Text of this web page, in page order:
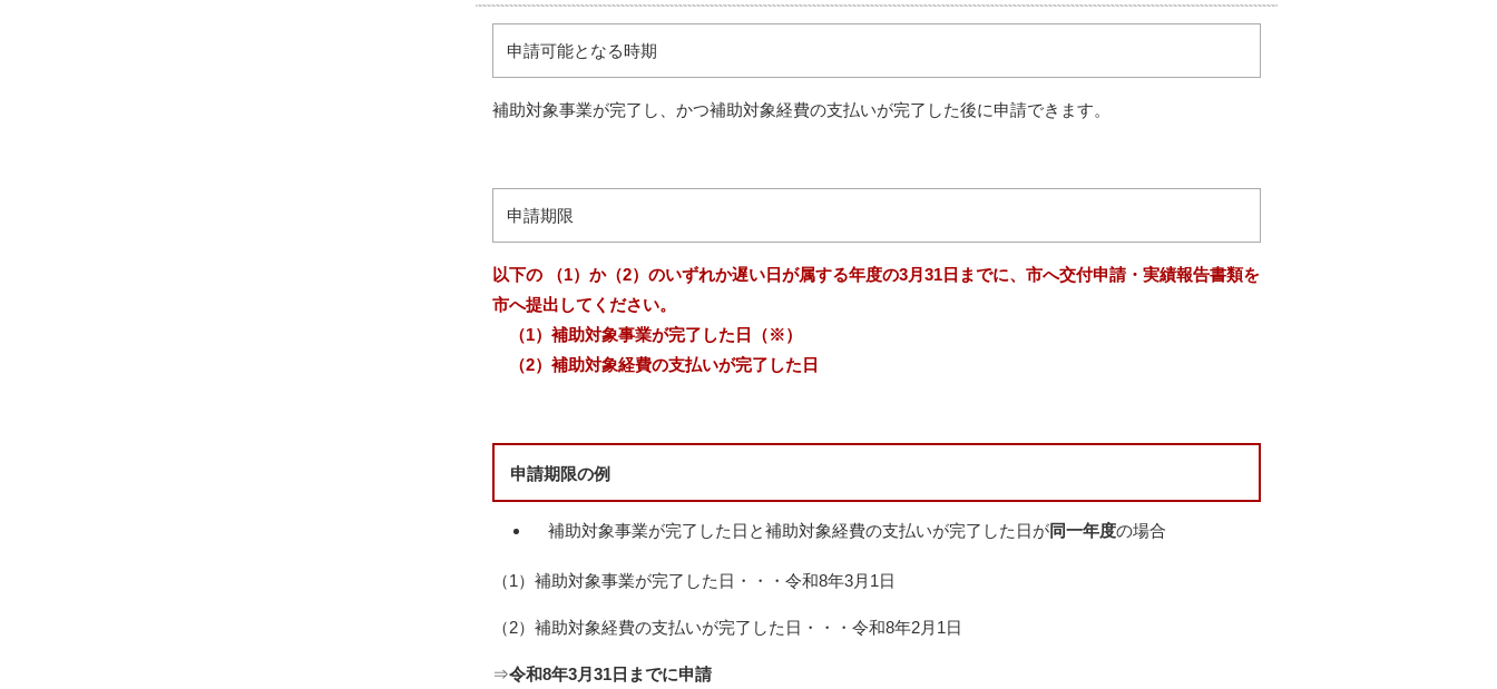
申請可能となる時期
補助対象事業が完了し、かつ補助対象経費の支払いが完了した後に申請できます。
申請期限
以下の （1）か（2）のいずれか遅い日が属する年度の3月31日までに、市へ交付申請・実績報告書類を
市へ提出してください。
（1）補助対象事業が完了した日（※）
（2）補助対象経費の支払いが完了した日
申請期限の例
補助対象事業が完了した日と補助対象経費の支払いが完了した日が同一年度の場合
（1）補助対象事業が完了した日・・・令和8年3月1日
（2）補助対象経費の支払いが完了した日・・・令和8年2月1日
⇒令和8年3月31日までに申請